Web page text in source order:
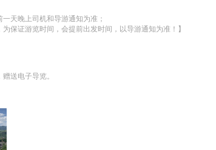
天晚上司机和导游通知为准；
保证游览时间，会提前出发时间，以导游通知为准！】
送电子导览。